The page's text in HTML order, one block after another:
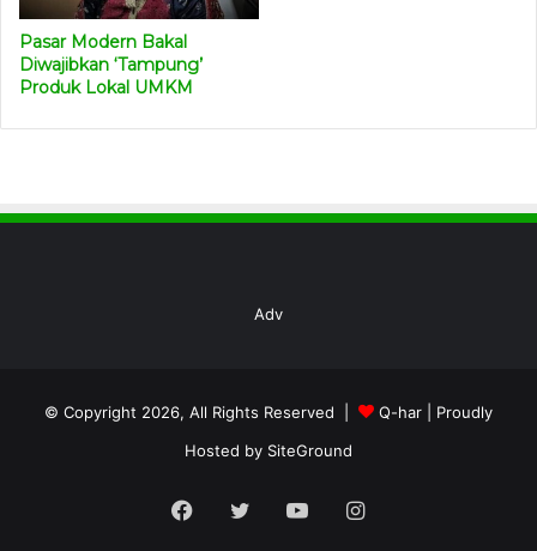
Pasar Modern Bakal
Diwajibkan ‘Tampung’
Produk Lokal UMKM
Adv
© Copyright 2026, All Rights Reserved | Q-har | Proudly
Hosted by SiteGround
Facebook
TwitterYouTubeInstagram